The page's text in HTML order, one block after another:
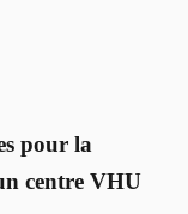
pour la
centre VHU